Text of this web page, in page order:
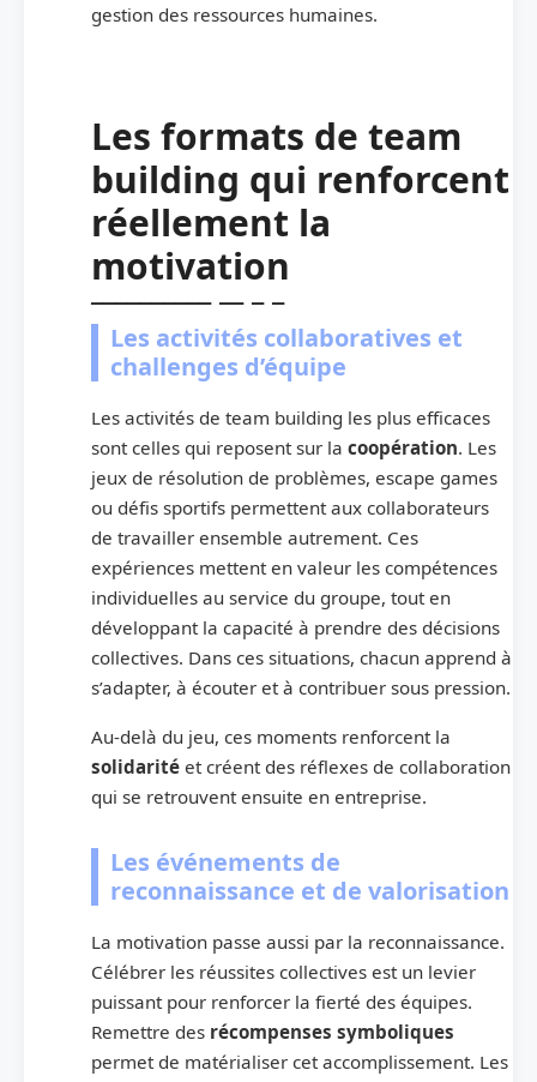
gestion des ressources humaines.
Les formats de team
building qui renforcent
réellement la
motivation
Les activités collaboratives et
challenges d’équipe
Les activités de team building les plus efficaces
sont celles qui reposent sur la coopération. Les
jeux de résolution de problèmes, escape games
ou défis sportifs permettent aux collaborateurs
de travailler ensemble autrement. Ces
expériences mettent en valeur les compétences
individuelles au service du groupe, tout en
développant la capacité à prendre des décisions
collectives. Dans ces situations, chacun apprend à
s’adapter, à écouter et à contribuer sous pression.
Au-delà du jeu, ces moments renforcent la
solidarité et créent des réflexes de collaboration
qui se retrouvent ensuite en entreprise.
Les événements de
reconnaissance et de valorisation
La motivation passe aussi par la reconnaissance.
Célébrer les réussites collectives est un levier
puissant pour renforcer la fierté des équipes.
Remettre des récompenses symboliques
permet de matérialiser cet accomplissement. Les